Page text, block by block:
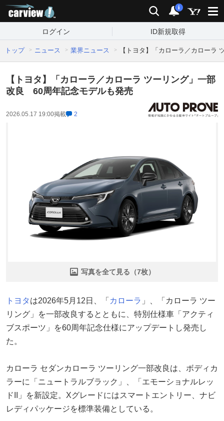
検索 通知
i
ログイン ID新規取得
トップ ニュース 業界ニュース 【トヨタ】「カローラ／カロー
【トヨタ】「カローラ／カローラ ツーリング」一部
改良 60周年記念モデルも発売
2026.05.17 19:00掲載 2
写真を全て見る（7枚）
トヨタ は2026年5月12日、「 カローラ 」、「カローラ ツー
リング」を一部改良するとともに、特別仕様車「アクティ
ブスポーツ」を60周年記念仕様にアップデートし発売し
た。
カローラ セダンカローラ ツーリング一部改良は、ボディカ
ラーに「ニュートラルブラック」、「エモーショナルレッ
ドII」を新設定。Xグレードにはスマートエントリー、ナビ
レディパッケージを標準装備としている。